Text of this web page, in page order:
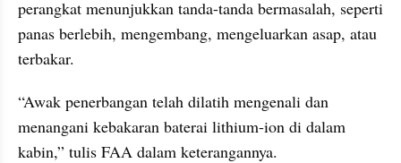
perangkat menunjukkan tanda-tanda bermasalah, seperti
panas berlebih, mengembang, mengeluarkan asap, atau
terbakar.
“Awak penerbangan telah dilatih mengenali dan
menangani kebakaran baterai lithium-ion di dalam
kabin,” tulis FAA dalam keterangannya.